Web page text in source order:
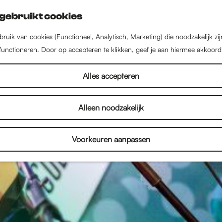
cookies
van cookies (Functioneel, Analytisch, Marketing) die noodzakelijk
Door op accepteren te klikken, geef je aan hiermee
Alles accepteren
Alleen noodzakelijk
Voorkeuren aanpassen